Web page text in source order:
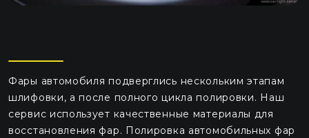
Фары автомобиля подверглись нескольким этапам
шлифовки, а после полного цикла полировки. Наш
сервис использует качественные материалы для
восстановления фар. Полировка автомобильных фар